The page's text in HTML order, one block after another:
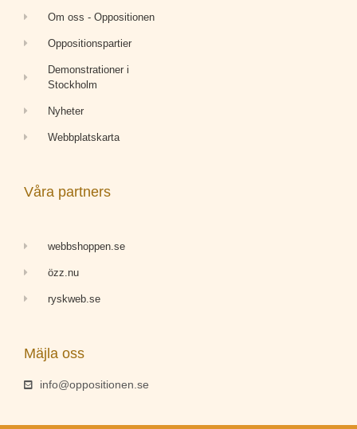
Om oss - Oppositionen
Oppositionspartier
Demonstrationer i
Stockholm
Nyheter
Webbplatskarta
Våra partners
webbshoppen.se
özz.nu
ryskweb.se
Mäjla oss
info@oppositionen.se